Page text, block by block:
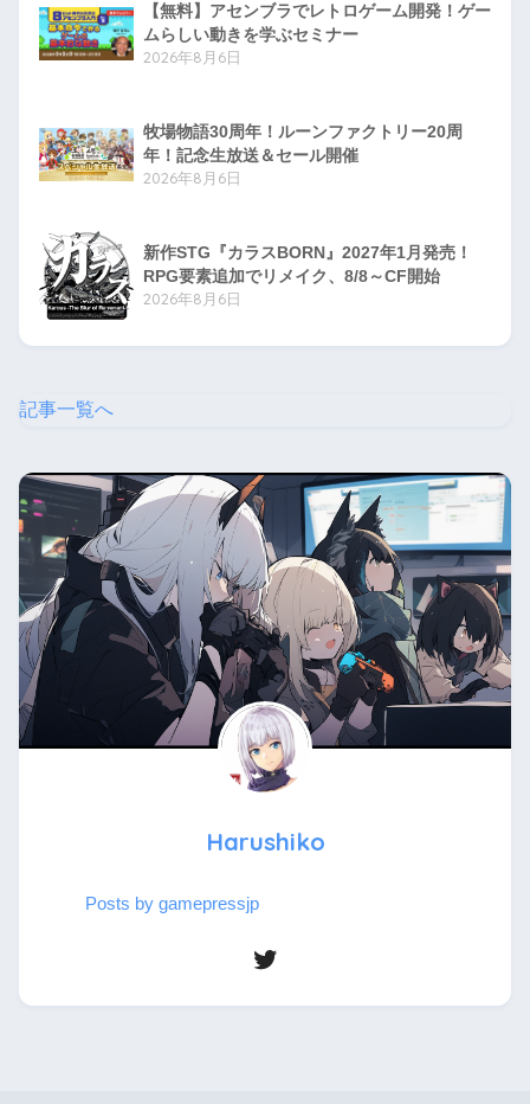
【無料】アセンブラでレトロゲーム開発！ゲー
ムらしい動きを学ぶセミナー
2026年8月6日
牧場物語30周年！ルーンファクトリー20周
年！記念生放送＆セール開催
2026年8月6日
新作STG『カラスBORN』2027年1月発売！
RPG要素追加でリメイク、8/8～CF開始
2026年8月6日
記事一覧へ
Harushiko
Posts by gamepressjp